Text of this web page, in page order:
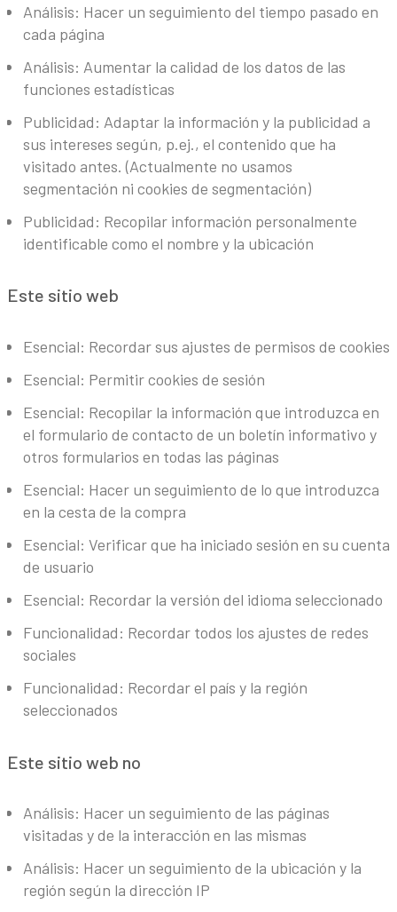
Análisis: Hacer un seguimiento del tiempo pasado en
cada página
Análisis: Aumentar la calidad de los datos de las
funciones estadísticas
Publicidad: Adaptar la información y la publicidad a
sus intereses según, p.ej., el contenido que ha
visitado antes. (Actualmente no usamos
segmentación ni cookies de segmentación)
Publicidad: Recopilar información personalmente
identificable como el nombre y la ubicación
Este sitio web
Esencial: Recordar sus ajustes de permisos de cookies
Esencial: Permitir cookies de sesión
Esencial: Recopilar la información que introduzca en
el formulario de contacto de un boletín informativo y
otros formularios en todas las páginas
Esencial: Hacer un seguimiento de lo que introduzca
en la cesta de la compra
Esencial: Verificar que ha iniciado sesión en su cuenta
de usuario
Esencial: Recordar la versión del idioma seleccionado
Funcionalidad: Recordar todos los ajustes de redes
sociales
Funcionalidad: Recordar el país y la región
seleccionados
Este sitio web no
Análisis: Hacer un seguimiento de las páginas
visitadas y de la interacción en las mismas
Análisis: Hacer un seguimiento de la ubicación y la
región según la dirección IP